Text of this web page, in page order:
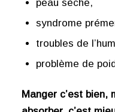
peau sèche,
syndrome
troubles de
problème de
Manger c’est bien,